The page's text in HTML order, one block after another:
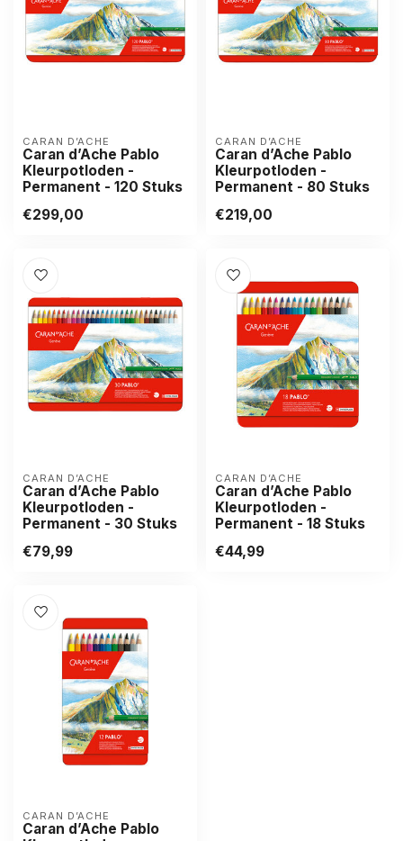
CARAN D’ACHE
Caran d’Ache Pablo
Kleurpotloden -
Permanent - 120 Stuks
€299,00
CARAN D’ACHE
Caran d’Ache Pablo
Kleurpotloden -
Permanent - 80 Stuks
€219,00
CARAN D’ACHE
Caran d’Ache Pablo
Kleurpotloden -
Permanent - 30 Stuks
€79,99
CARAN D’ACHE
Caran d’Ache Pablo
Kleurpotloden -
Permanent - 18 Stuks
€44,99
CARAN D’ACHE
Caran d’Ache Pablo